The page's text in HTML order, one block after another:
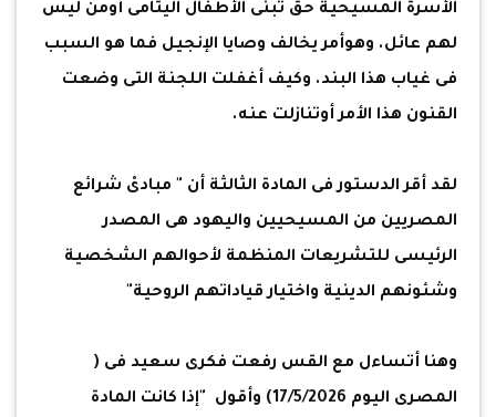
الأسرة المسيحية حق تبنى الأطفال اليتامى أومن ليس
لهم عائل. وهوأمر يخالف وصايا الإنجيل فما هو السبب
فى غياب هذا البند. وكيف أغفلت اللجنة التى وضعت
القنون هذا الأمر أوتنازلت عنه.
لقد أقر الدستور فى المادة الثالثة أن " مبادىْ شرائع
المصريين من المسيحيين واليهود هى المصدر
الرئيسى للتشريعات المنظمة لأحوالهم الشخصية
وشئونهم الدينية واختيار قياداتهم الروحية"
وهنا أتساءل مع القس رفعت فكرى سعيد فى (
المصرى اليوم 17/5/2026) وأقول "إذا كانت المادة